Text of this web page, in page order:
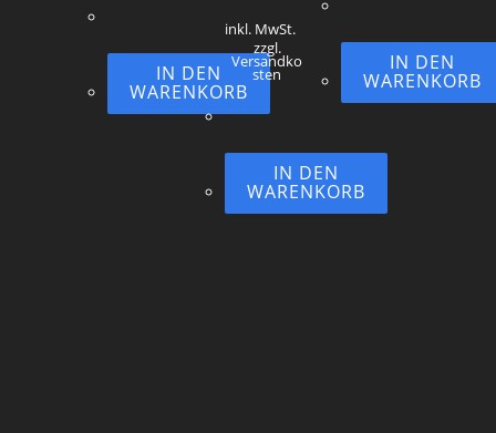
IN DEN
WARENKORB
inkl. MwSt.
zzgl.
Versandko
sten
IN DEN
WARENKORB
IN DEN
WARENKORB